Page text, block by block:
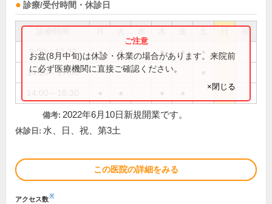
診療/受付時間・休診日
祝
9:00～12:30 ● ● ● ●
14:00～17:00
お盆(8月中旬)は休診・休業の場合があります。来院前
に必ず医療機関に直接ご確認ください。
×閉じる
備考: 2022年6月10日新規開業です。
休診日: 水、日、祝、第3土
この医院の詳細をみる
アクセス数※